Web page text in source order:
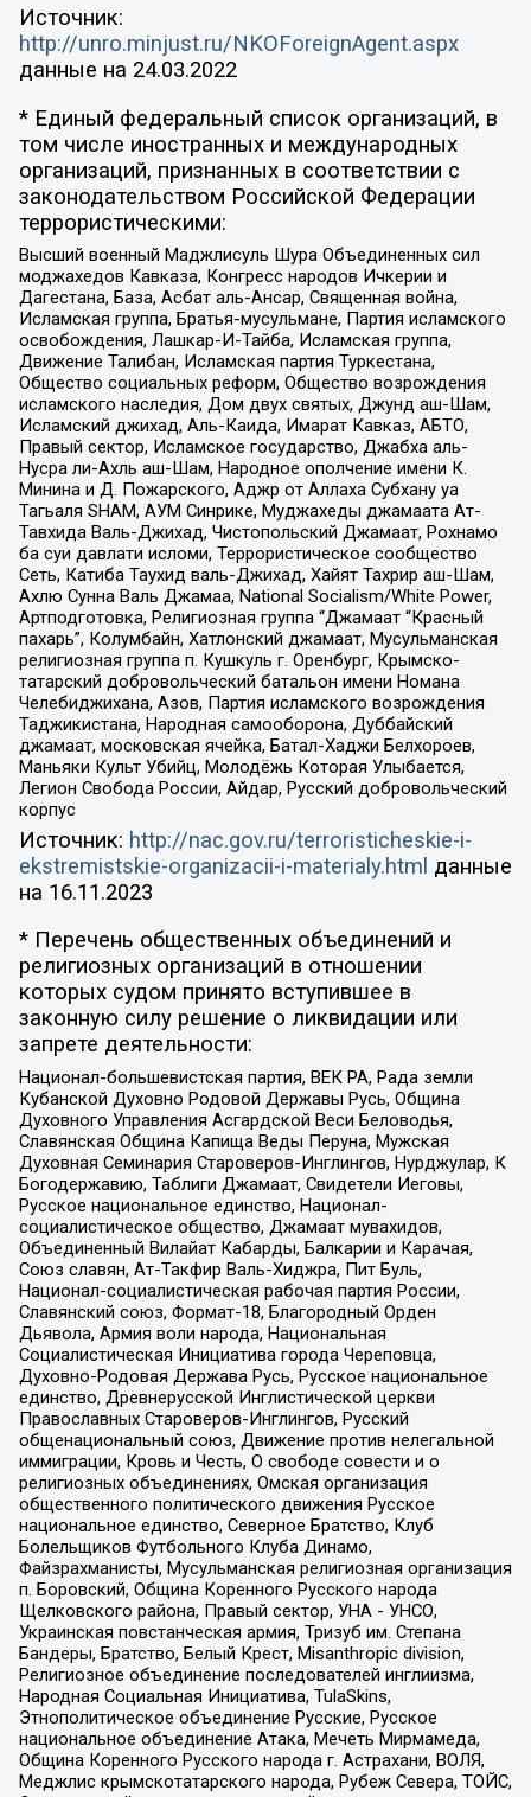
Источник:
http://unro.minjust.ru/NKOForeignAgent.aspx
данные на 24.03.2022
* Единый федеральный список организаций, в
том числе иностранных и международных
организаций, признанных в соответствии с
законодательством Российской Федерации
террористическими:
Высший военный Маджлисуль Шура Объединенных сил
моджахедов Кавказа, Конгресс народов Ичкерии и
Дагестана, База, Асбат аль-Ансар, Священная война,
Исламская группа, Братья-мусульмане, Партия исламского
освобождения, Лашкар-И-Тайба, Исламская группа,
Движение Талибан, Исламская партия Туркестана,
Общество социальных реформ, Общество возрождения
исламского наследия, Дом двух святых, Джунд аш-Шам,
Исламский джихад, Аль-Каида, Имарат Кавказ, АБТО,
Правый сектор, Исламское государство, Джабха аль-
Нусра ли-Ахль аш-Шам, Народное ополчение имени К.
Минина и Д. Пожарского, Аджр от Аллаха Субхану уа
Тагьаля SHAM, АУМ Синрике, Муджахеды джамаата Ат-
Тавхида Валь-Джихад, Чистопольский Джамаат, Рохнамо
ба суи давлати исломи, Террористическое сообщество
Сеть, Катиба Таухид валь-Джихад, Хайят Тахрир аш-Шам,
Ахлю Сунна Валь Джамаа, National Socialism/White Power,
Артподготовка, Религиозная группа “Джамаат “Красный
пахарь”, Колумбайн, Хатлонский джамаат, Мусульманская
религиозная группа п. Кушкуль г. Оренбург, Крымско-
татарский добровольческий батальон имени Номана
Челебиджихана, Азов, Партия исламского возрождения
Таджикистана, Народная самооборона, Дуббайский
джамаат, московская ячейка, Батал-Хаджи Белхороев,
Маньяки Культ Убийц, Молодёжь Которая Улыбается,
Легион Свобода России, Айдар, Русский добровольческий
корпус
Источник: http://nac.gov.ru/terroristicheskie-i-
ekstremistskie-organizacii-i-materialy.html данные
на 16.11.2023
* Перечень общественных объединений и
религиозных организаций в отношении
которых судом принято вступившее в
законную силу решение о ликвидации или
запрете деятельности:
Национал-большевистская партия, ВЕК РА, Рада земли
Кубанской Духовно Родовой Державы Русь, Община
Духовного Управления Асгардской Веси Беловодья,
Славянская Община Капища Веды Перуна, Мужская
Духовная Семинария Староверов-Инглингов, Нурджулар, К
Богодержавию, Таблиги Джамаат, Свидетели Иеговы,
Русское национальное единство, Национал-
социалистическое общество, Джамаат мувахидов,
Объединенный Вилайат Кабарды, Балкарии и Карачая,
Союз славян, Ат-Такфир Валь-Хиджра, Пит Буль,
Национал-социалистическая рабочая партия России,
Славянский союз, Формат-18, Благородный Орден
Дьявола, Армия воли народа, Национальная
Социалистическая Инициатива города Череповца,
Духовно-Родовая Держава Русь, Русское национальное
единство, Древнерусской Инглистической церкви
Православных Староверов-Инглингов, Русский
общенациональный союз, Движение против нелегальной
иммиграции, Кровь и Честь, О свободе совести и о
религиозных объединениях, Омская организация
общественного политического движения Русское
национальное единство, Северное Братство, Клуб
Болельщиков Футбольного Клуба Динамо,
Файзрахманисты, Мусульманская религиозная организация
п. Боровский, Община Коренного Русского народа
Щелковского района, Правый сектор, УНА - УНСО,
Украинская повстанческая армия, Тризуб им. Степана
Бандеры, Братство, Белый Крест, Misanthropic division,
Религиозное объединение последователей инглиизма,
Народная Социальная Инициатива, TulaSkins,
Этнополитическое объединение Русские, Русское
национальное объединение Атака, Мечеть Мирмамеда,
Община Коренного Русского народа г. Астрахани, ВОЛЯ,
Меджлис крымскотатарского народа, Рубеж Севера, ТОЙС,